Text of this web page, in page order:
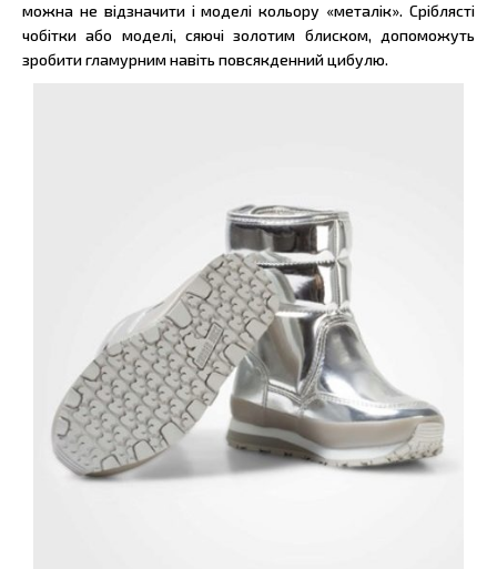
можна не відзначити і моделі кольору «металік». Сріблясті
чобітки або моделі, сяючі золотим блиском, допоможуть
зробити гламурним навіть повсякденний цибулю.